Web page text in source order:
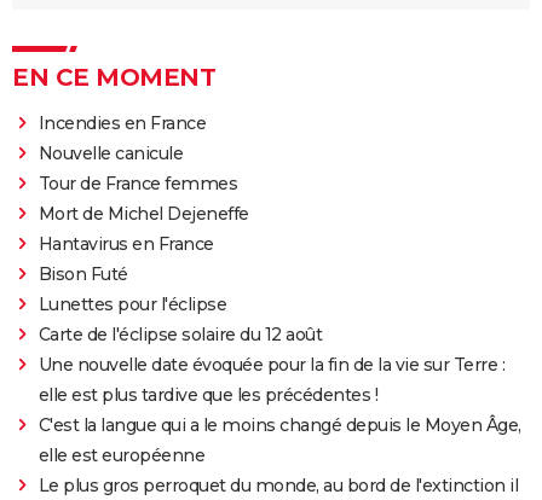
EN CE MOMENT
Incendies en France
Nouvelle canicule
Tour de France femmes
Mort de Michel Dejeneffe
Hantavirus en France
Bison Futé
Lunettes pour l'éclipse
Carte de l'éclipse solaire du 12 août
Une nouvelle date évoquée pour la fin de la vie sur Terre :
elle est plus tardive que les précédentes !
C'est la langue qui a le moins changé depuis le Moyen Âge,
elle est européenne
Le plus gros perroquet du monde, au bord de l'extinction il